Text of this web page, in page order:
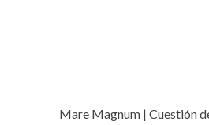
Mare Magnum | Cuestión